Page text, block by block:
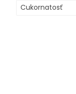
Cukornatosť